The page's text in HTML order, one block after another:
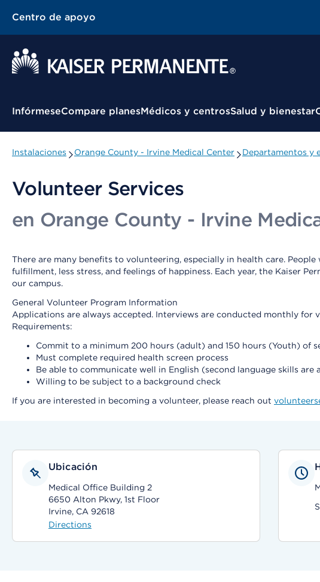
Centro de apoyo
Menú contextual
InfórmeseCompare planesMédicos y centrosSalud y bienestar
Instalaciones Orange County - Irvine Medical Center Departamentos y
Volunteer Services
en Orange County - Irvine
There are many benefits to volunteering, especially in health care.
fulfillment, less stress, and feelings of happiness. Each year, the Kaiser
our campus.
General Volunteer Program Information
Applications are always accepted. Interviews are conducted monthly for
Requirements:
Commit to a minimum 200 hours (adult) and 150 hours (Youth) of
Must complete required health screen process
Be able to communicate well in English (second language skills are
Willing to be subject to a background check
If you are interested in becoming a volunteer, please reach out
Ubicación
Medical Office Building 2
6650 Alton Pkwy, 1st Floor
Irvine, CA 92618
Directions